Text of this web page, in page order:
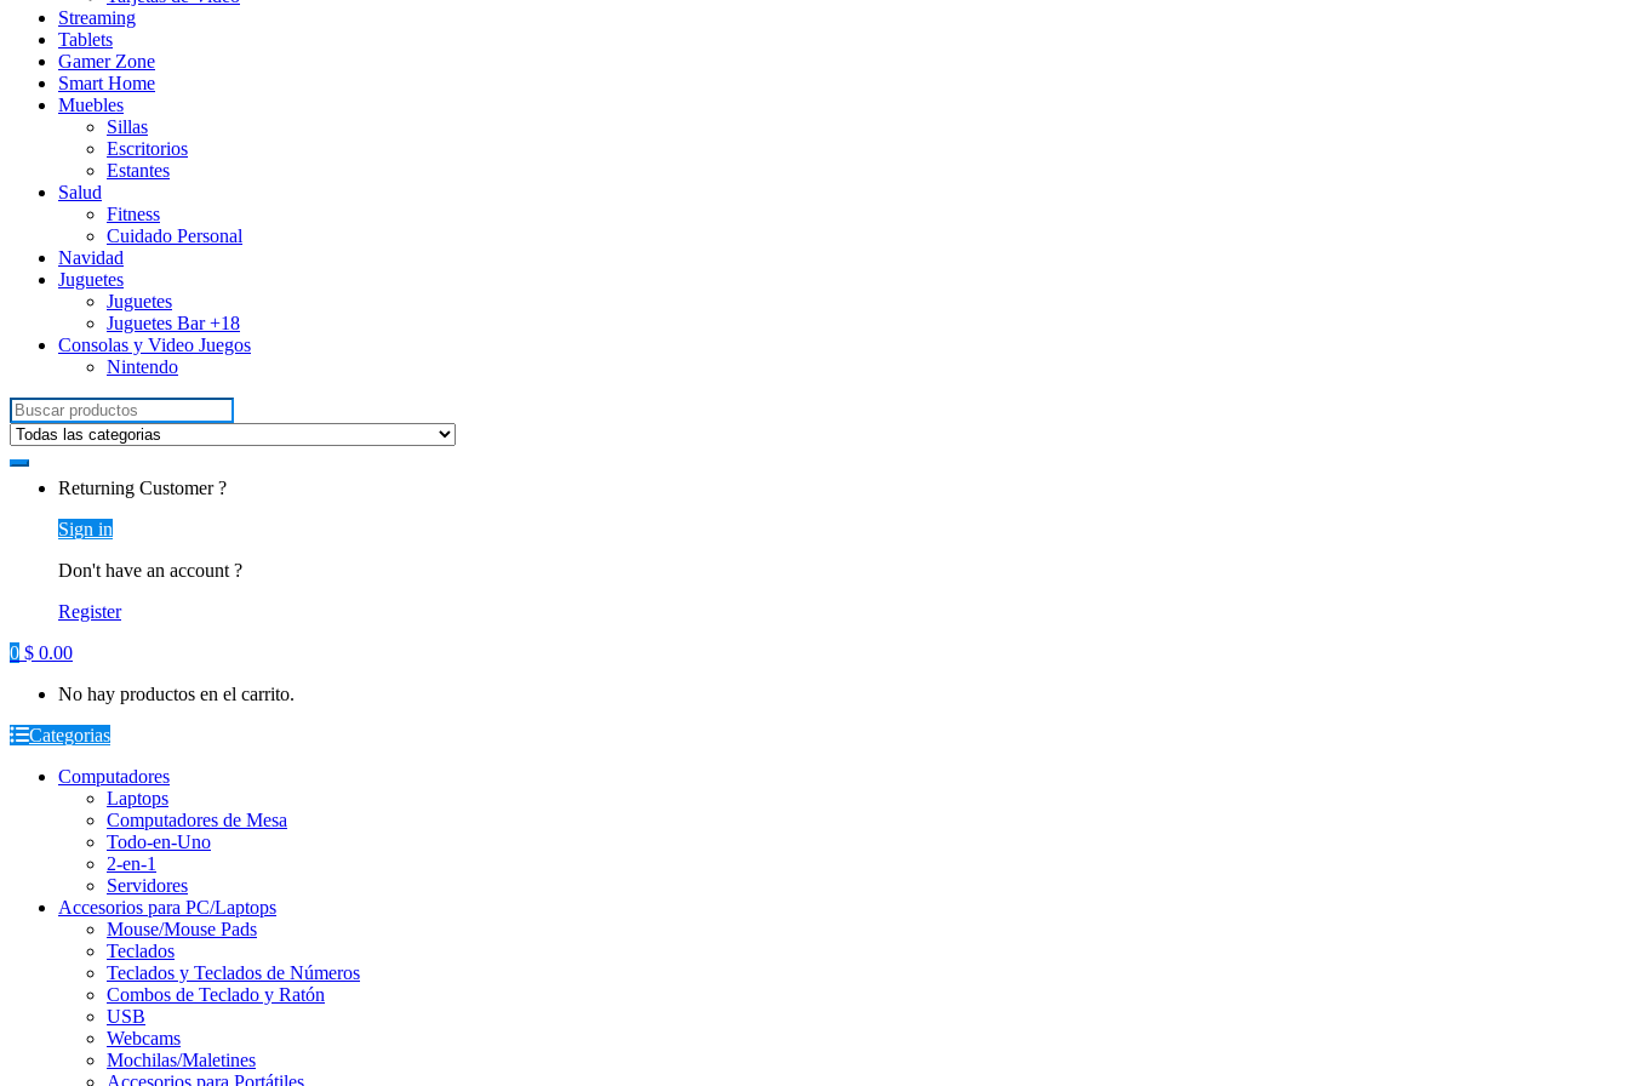
Streaming
Tablets
Gamer Zone
Smart Home
Muebles
Sillas
Escritorios
Estantes
Salud
Fitness
Cuidado Personal
Navidad
Juguetes
Juguetes
Juguetes Bar +18
Consolas y Video Juegos
Nintendo
Search for:
Returning Customer ?
Sign in
Don't have an account ?
Register
0 $ 0.00
No hay productos en el carrito.
Categorias
Computadores
Laptops
Computadores de Mesa
Todo-en-Uno
2-en-1
Servidores
Accesorios para PC/Laptops
Mouse/Mouse Pads
Teclados
Teclados y Teclados de Números
Combos de Teclado y Ratón
USB
Webcams
Mochilas/Maletines
Accesorios para Portátiles